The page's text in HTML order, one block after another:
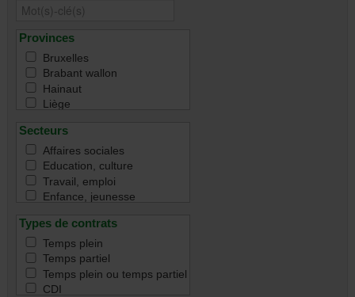
Provinces
Bruxelles
Brabant wallon
Hainaut
Liège
Luxembourg
Toutes
Secteurs
Affaires sociales
Education, culture
Travail, emploi
Enfance, jeunesse
Handicap
Immigration & intégration
Justice & droit
Santé
Santé mentale
Types de contrats
Temps plein
Temps partiel
Temps plein ou temps partiel
CDI